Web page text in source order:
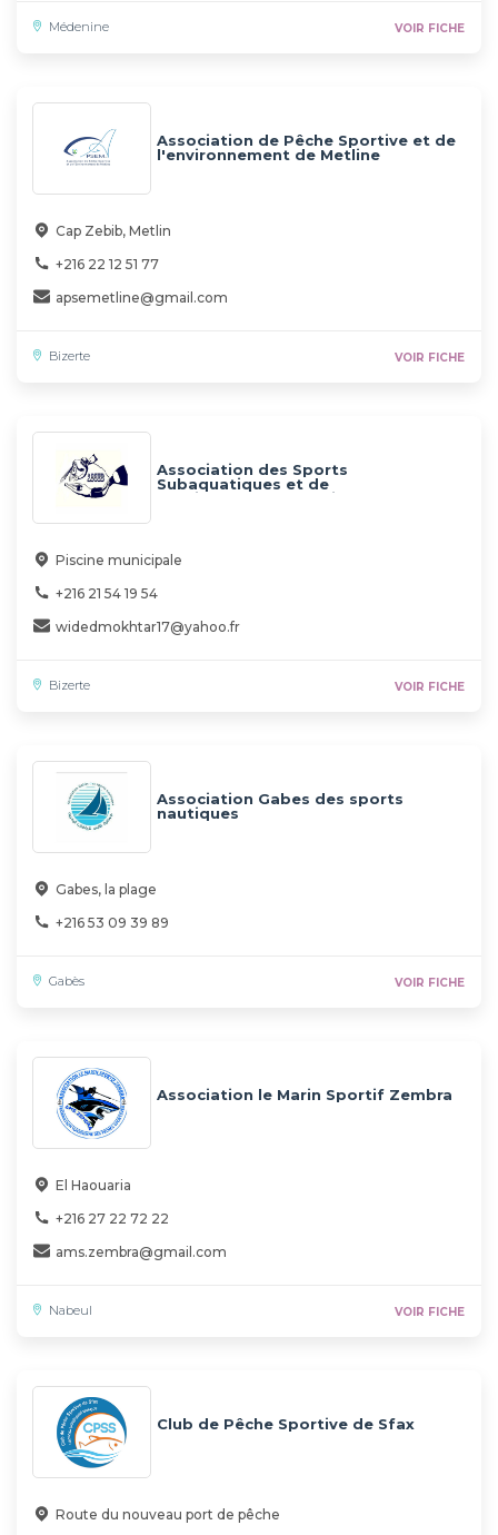
Médenine VOIR FICHE
Association de Pêche Sportive et de
l'environnement de Metline
Cap Zebib, Metlin
+216 22 12 51 77
apsemetline@gmail.com
Bizerte VOIR FICHE
Association des Sports
Subaquatiques et de
l'Environnement de Bizerte
Piscine municipale
+216 21 54 19 54
widedmokhtar17@yahoo.fr
Bizerte VOIR FICHE
Association Gabes des sports
nautiques
Gabes, la plage
+216 53 09 39 89
Gabès VOIR FICHE
Association le Marin Sportif Zembra
El Haouaria
+216 27 22 72 22
ams.zembra@gmail.com
Nabeul VOIR FICHE
Club de Pêche Sportive de Sfax
Route du nouveau port de pêche